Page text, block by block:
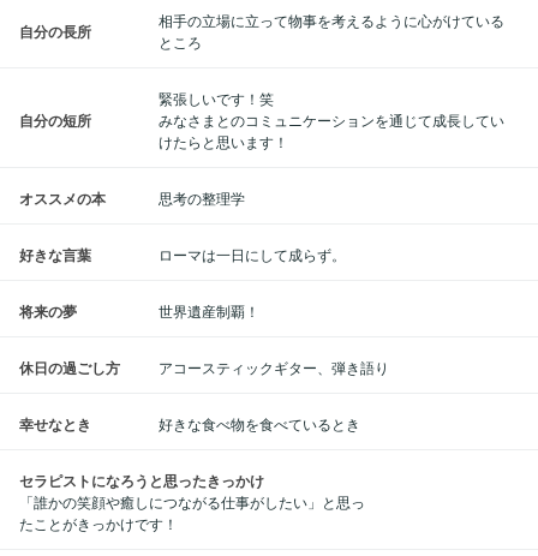
自分の長所
相手の立場に立って物事を考えるように心がけている
ところ
自分の短所
緊張しいです！笑
みなさまとのコミュニケーションを通じて成長してい
けたらと思います！
オススメの本 思考の整理学
好きな言葉 ローマは一日にして成らず。
将来の夢 世界遺産制覇！
休日の過ごし方 アコースティックギター、弾き語り
幸せなとき 好きな食べ物を食べているとき
セラピストになろうと思ったきっかけ
「誰かの笑顔や癒しにつながる仕事がしたい」と思っ
たことがきっかけです！